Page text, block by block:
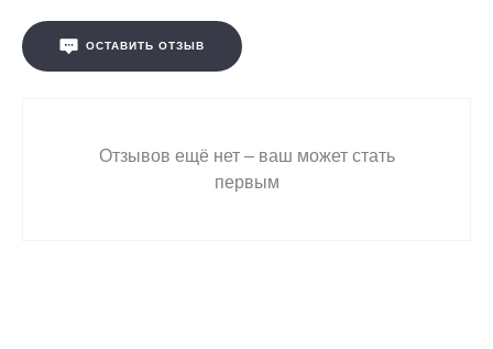
ОСТАВИТЬ ОТЗЫВ
Отзывов ещё нет – ваш может стать
первым